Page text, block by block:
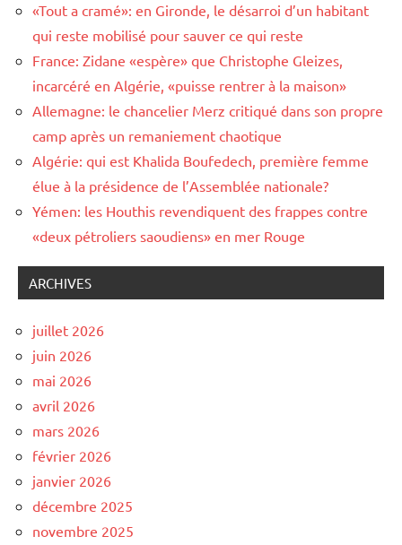
«Tout a cramé»: en Gironde, le désarroi d’un habitant
qui reste mobilisé pour sauver ce qui reste
France: Zidane «espère» que Christophe Gleizes,
incarcéré en Algérie, «puisse rentrer à la maison»
Allemagne: le chancelier Merz critiqué dans son propre
camp après un remaniement chaotique
Algérie: qui est Khalida Boufedech, première femme
élue à la présidence de l’Assemblée nationale?
Yémen: les Houthis revendiquent des frappes contre
«deux pétroliers saoudiens» en mer Rouge
ARCHIVES
juillet 2026
juin 2026
mai 2026
avril 2026
mars 2026
février 2026
janvier 2026
décembre 2025
novembre 2025